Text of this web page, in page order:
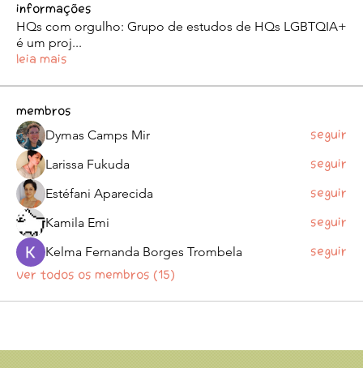
Informações
HQs com orgulho: Grupo de estudos de HQs LGBTQIA+
é um proj...
Leia Mais
membros
Dymas Camps Mir Seguir
Larissa Fukuda Seguir
Estéfani Aparecida Seguir
Kamila Emi Seguir
Kelma Fernanda Borges Trombela
Seguir
Ver todos os membros (15)